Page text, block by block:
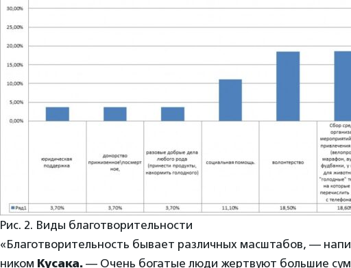
Рис. 2. Виды благотворительности
«Благотворительность бывает различных масштабов, —
ником Кусака. — Очень богатые люди жертвуют большие